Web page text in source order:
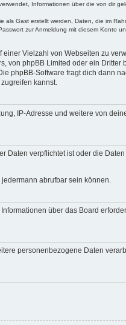
Informationen über die von dir
Gast erstellt werden, Daten, die im
zur Anmeldung mit diesem Konto
Vielzahl von Webseiten zu
von phpBB Limited oder ein Dritter
phpBB-Software fragt dich dann
kannst.
IP-Adresse und weitere von
Daten verpflichtet ist oder die
abrufbar sein können.
über das Board
personenbezogene Daten